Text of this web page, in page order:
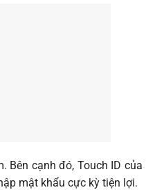
Bên cạnh đó, Touch ID
mật khẩu cực kỳ tiện lợi.